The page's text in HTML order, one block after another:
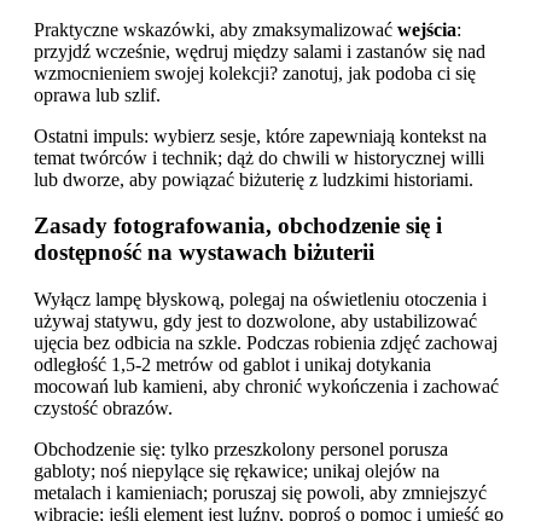
Praktyczne wskazówki, aby zmaksymalizować wejścia:
przyjdź wcześnie, wędruj między salami i zastanów się nad
wzmocnieniem swojej kolekcji? zanotuj, jak podoba ci się
oprawa lub szlif.
Ostatni impuls: wybierz sesje, które zapewniają kontekst na
temat twórców i technik; dąż do chwili w historycznej willi
lub dworze, aby powiązać biżuterię z ludzkimi historiami.
Zasady fotografowania, obchodzenie się i
dostępność na wystawach biżuterii
Wyłącz lampę błyskową, polegaj na oświetleniu otoczenia i
używaj statywu, gdy jest to dozwolone, aby ustabilizować
ujęcia bez odbicia na szkle. Podczas robienia zdjęć zachowaj
odległość 1,5-2 metrów od gablot i unikaj dotykania
mocowań lub kamieni, aby chronić wykończenia i zachować
czystość obrazów.
Obchodzenie się: tylko przeszkolony personel porusza
gabloty; noś niepylące się rękawice; unikaj olejów na
metalach i kamieniach; poruszaj się powoli, aby zmniejszyć
wibracje; jeśli element jest luźny, poproś o pomoc i umieść go